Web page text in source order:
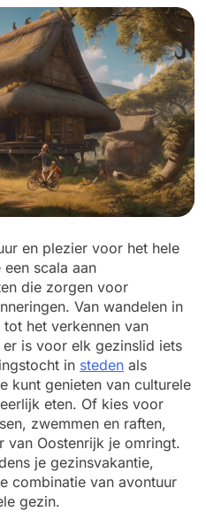
en plezier voor het hele
scala aan
die zorgen voor
Van wandelen in
het verkennen van
is voor elk gezinslid iets
in steden als
kunt genieten van culturele
eten. Of kies voor
zwemmen en raften,
van Oostenrijk je omringt.
je gezinsvakantie,
combinatie van avontuur
gezin.